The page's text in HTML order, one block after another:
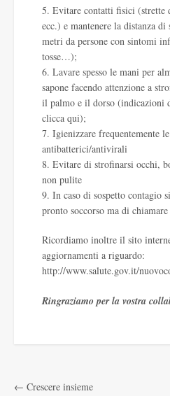
5. Evitare contatti fisici (strette
ecc.) e mantenere la distanza
metri da persone con sintomi
tosse…);
6. Lavare spesso le mani per
sapone facendo attenzione a
il palmo e il dorso (indicazioni
clicca qui);
7. Igienizzare frequentemente
antibatterici/antivirali
8. Evitare di strofinarsi occhi,
non pulite
9. In caso di sospetto contagio
pronto soccorso ma di
Ricordiamo inoltre il sito
aggiornamenti a riguardo:
http://www.salute.gov.it/
Ringraziamo per la vostra
← Crescere insieme